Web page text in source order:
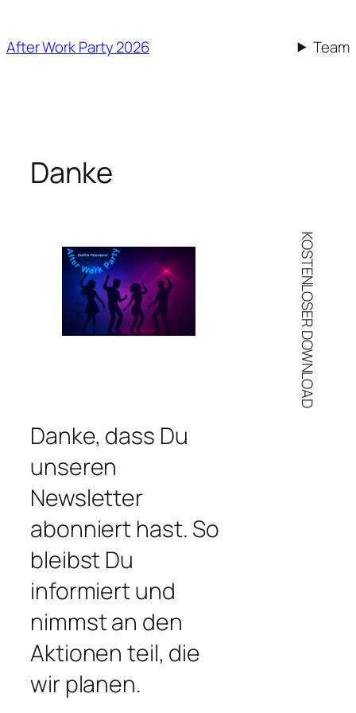
springen
After Work Party 2026 Team
Danke
Danke, dass Du
unseren
Newsletter
abonniert hast. So
bleibst Du
informiert und
nimmst an den
Aktionen teil, die
wir planen.
KOSTENLOSER DOWNLOAD